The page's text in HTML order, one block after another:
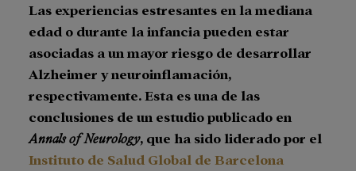
Las experiencias estresantes en la mediana
edad o durante la infancia pueden estar
asociadas a un mayor riesgo de desarrollar
Alzheimer y neuroinflamación,
respectivamente. Esta es una de las
conclusiones de un estudio publicado en
Annals of Neurology, que ha sido liderado por el
Instituto de Salud Global de Barcelona